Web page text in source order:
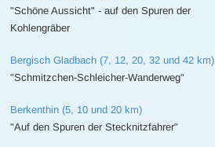
"Schöne Aussicht" - auf den Spuren der
Kohlengräber
Bergisch Gladbach (7, 12, 20, 32 und 42 km)
"Schmitzchen-Schleicher-Wanderweg"
Berkenthin (5, 10 und 20 km)
"Auf den Spuren der Stecknitzfahrer"